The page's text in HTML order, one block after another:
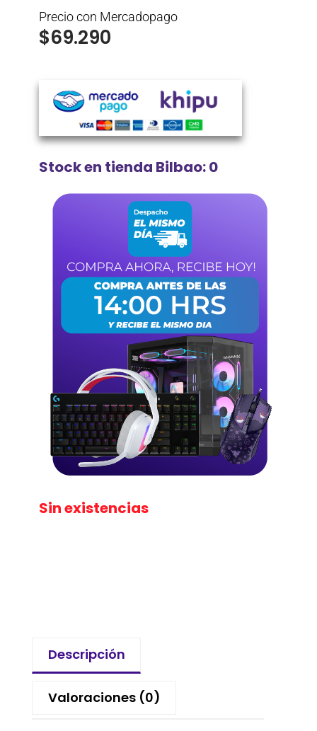
Precio con Mercadopago
$69.290
Stock en tienda Bilbao: 0
Sin existencias
Descripción
Valoraciones (0)